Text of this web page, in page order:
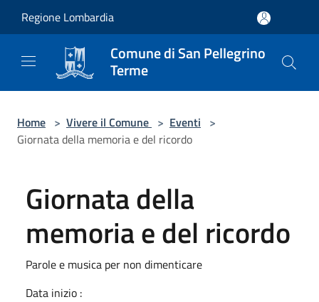
Regione Lombardia
Comune di San Pellegrino
Terme
Home > Vivere il Comune > Eventi >
Giornata della memoria e del ricordo
Giornata della
memoria e del ricordo
Parole e musica per non dimenticare
Data inizio :